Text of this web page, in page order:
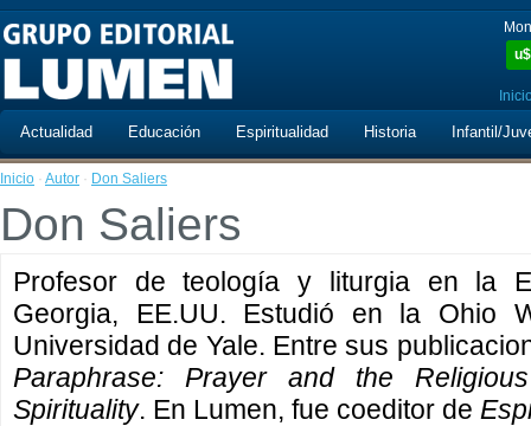
u$
Actualidad Educación Espiritualidad Historia Infantil/
Inicio · Autor · Don Saliers
Don Saliers
Profesor de teología y liturgia en la
Georgia, EE.UU. Estudió en la Ohio
Universidad de Yale. Entre sus
Paraphrase: Prayer and the
Spirituality. En Lumen, fue coeditor de